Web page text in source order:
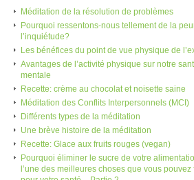
Méditation de la résolution de problèmes
Pourquoi ressentons-nous tellement de la
l’inquiétude?
Les bénéfices du point de vue physique de
Avantages de l’activité physique sur notre
mentale
Recette: crème au chocolat et noisette saine
Méditation des Conflits Interpersonnels (MCI)
Différents types de la méditation
Une brève histoire de la méditation
Recette: Glace aux fruits rouges (vegan)
Pourquoi éliminer le sucre de votre
l’une des meilleures choses que vous pouvez